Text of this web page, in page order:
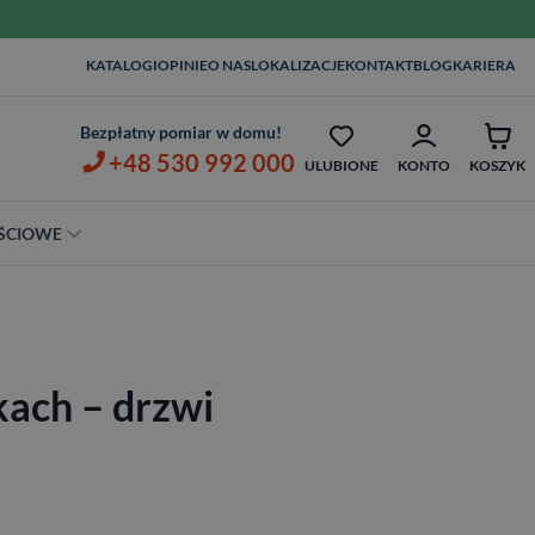
I KLAMKI OD 1ZŁ OPIEKA SERWISOWA AŻ 7 LAT
KATALOGIOPINIEO NASLOKALIZACJEKONTAKTBLOGKARIERA
Bezpłatny pomiar w domu!
+48 530 992 000 ULUBIONE KONTO KOSZYK
100 cm
– drzwi